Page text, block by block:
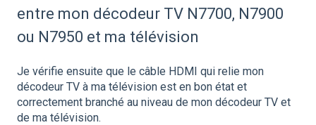
entre mon décodeur TV N7700, N7900
ou N7950 et ma télévision
Je vérifie ensuite que le câble HDMI qui relie mon
décodeur TV à ma télévision est en bon état et
correctement branché au niveau de mon décodeur TV et
de ma télévision.